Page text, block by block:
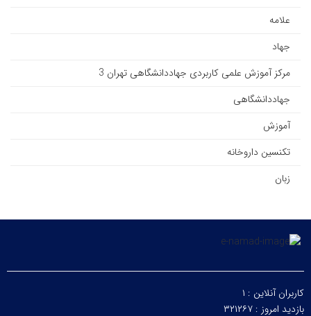
علامه
جهاد
مرکز آموزش علمی کاربردی جهاددانشگاهی تهران 3
جهاددانشگاهی
آموزش
تکنسین داروخانه
زبان
کاربران آنلاین : ۱
بازدید امروز : ۳۲۱۲۶۷